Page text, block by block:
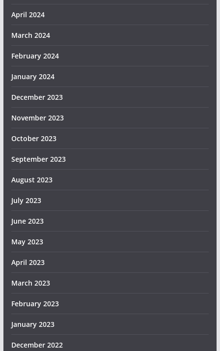
April 2024
March 2024
February 2024
January 2024
December 2023
November 2023
October 2023
September 2023
August 2023
July 2023
June 2023
May 2023
April 2023
March 2023
February 2023
January 2023
December 2022